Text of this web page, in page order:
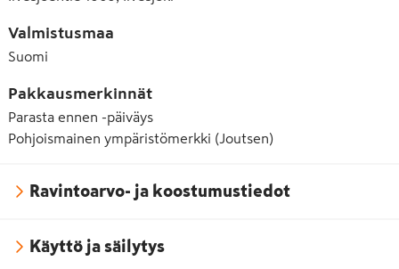
Valmistusmaa
Suomi
Pakkausmerkinnät
Parasta ennen -päiväys
Pohjoismainen ympäristömerkki (Joutsen)
Ravintoarvo- ja koostumustiedot
Käyttö ja säilytys